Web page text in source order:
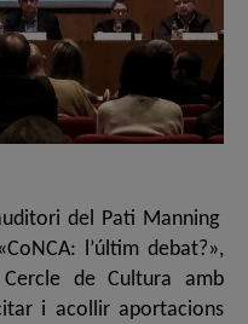
del Pati Manning
l’últim debat?»,
de Cultura amb
i acollir aportacions